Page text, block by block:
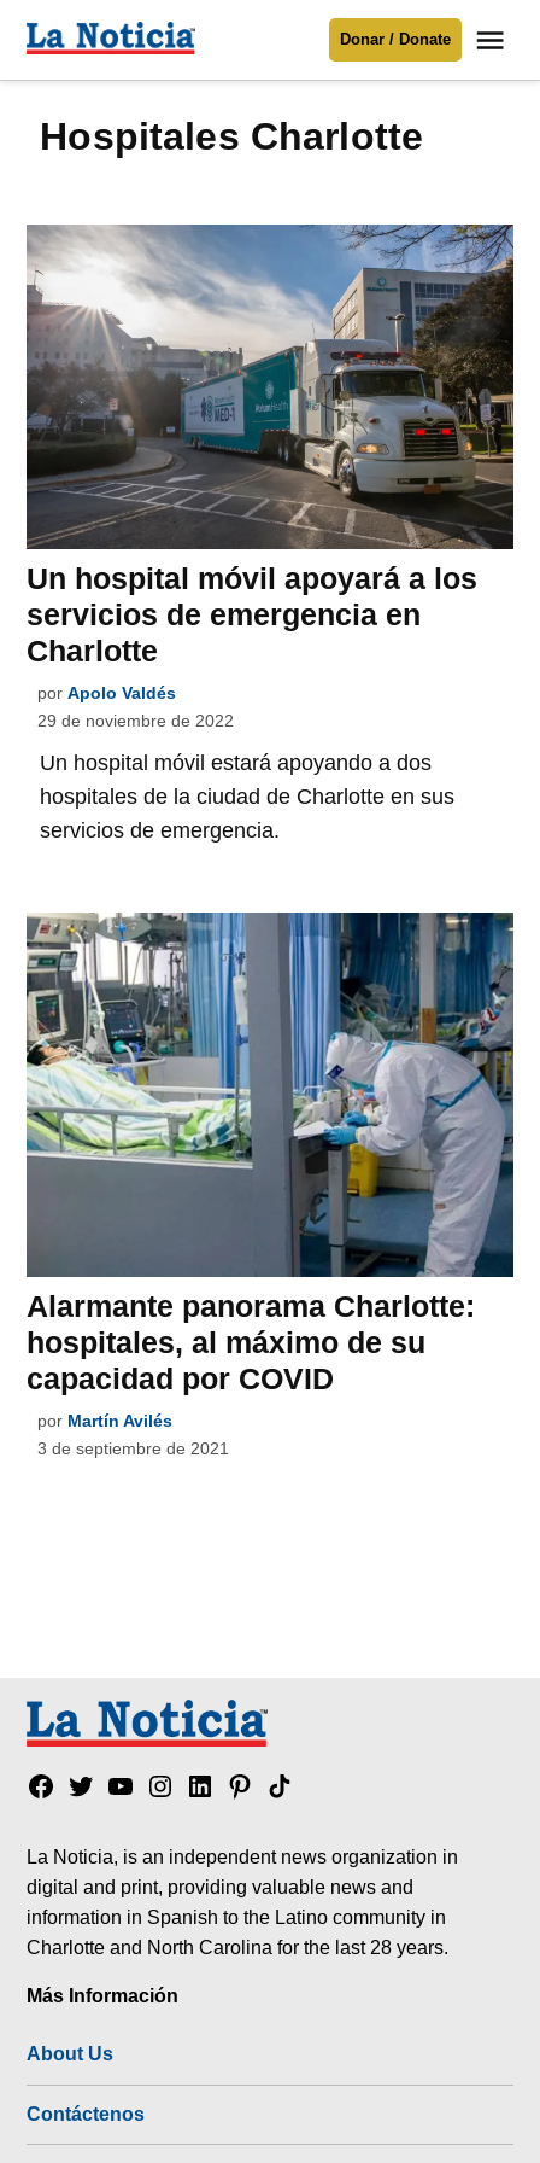
Para mantenerte informado necesitamostu apoyo
contenido
Noticia
Donar / Donate
hospitales Charlotte
Un hospital móvil apoyará a los
servicios de emergencia en
Charlotte
por Apolo Valdés
29 de noviembre de 2022
Un hospital móvil estará apoyando a dos
hospitales de la ciudad de Charlotte en sus
servicios de emergencia.
Alarmante panorama Charlotte:
hospitales, al máximo de su
capacidad por COVID
por Martín Avilés
3 de septiembre de 2021
Facebook
TwitterYouTubeInstagram
LinkedinPinterest
Tik
La Noticia, is an independent news organization in
digital and print, providing valuable news and
information in Spanish to the Latino community in
Charlotte and North Carolina for the last 28 years.
Más Información
About Us
Contáctenos